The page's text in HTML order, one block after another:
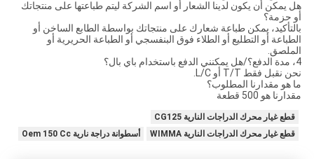
هل يمكن أن يكون لدينا الشعار أو اسم الشركة ليتم طباعتها على منتجاتك
أو حزمة؟
بالتأكيد، يمكن طباعة شعارك على منتجاتك بواسطة الطابع الساخن أو
الطباعة أو التطليع أو الطلاء فوق البنفسجي أو الطباعة الحريرية أو
الملصق.
4، مدة الدفع؟/هل يمكنني الدفع باستخدام باي بال؟
نحن نقبل فقط T/T أو L/C.
ما هو مقدارنا المطلوب؟
مقدارنا هو 500 قطعة
قطع غيار محرك الدراجات النارية CG125
قطع غيار محرك الدراجات النارية WIMMA
أسطوانة دراجة نارية Oem 150 Cc